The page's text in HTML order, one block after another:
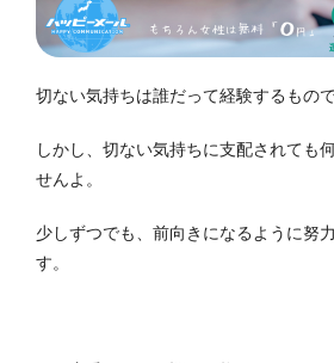
切ない気持ちは誰だって経験するもので
しかし、切ない気持ちに支配されても
せんよ。
少しずつでも、前向きになるように努
す。